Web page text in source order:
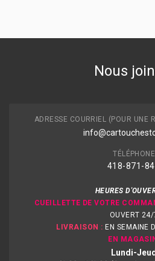
Nous
ADRESSE COURRIEL (POUR UNE
TÉLÉPHONE
418-871 -
HEURES
CUEILLETTE DE VOTRE
OUVERT 24/
LIVRAISON : EN SEMAINE
EN
Lundi-